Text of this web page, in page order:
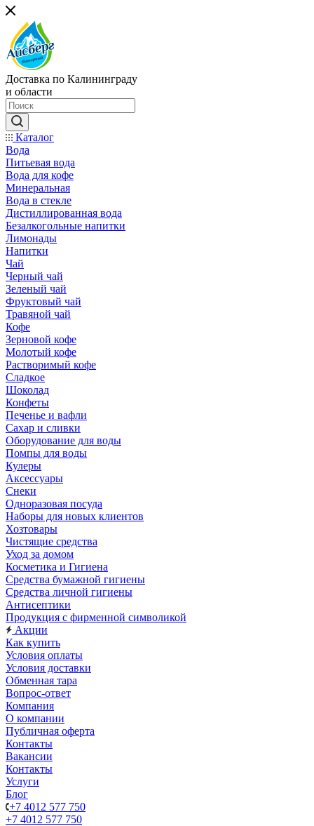
Доставка по Калининграду
и области
Каталог
Вода
Питьевая вода
Вода для кофе
Минеральная
Вода в стекле
Дистиллированная вода
Безалкогольные напитки
Лимонады
Напитки
Чай
Черный чай
Зеленый чай
Фруктовый чай
Травяной чай
Кофе
Зерновой кофе
Молотый кофе
Растворимый кофе
Сладкое
Шоколад
Конфеты
Печенье и вафли
Сахар и сливки
Оборудование для воды
Помпы для воды
Кулеры
Аксессуары
Снеки
Одноразовая посуда
Наборы для новых клиентов
Хозтовары
Чистящие средства
Уход за домом
Косметика и Гигиена
Средства бумажной гигиены
Средства личной гигиены
Антисептики
Продукция с фирменной символикой
Акции
Как купить
Условия оплаты
Условия доставки
Обменная тара
Вопрос-ответ
Компания
О компании
Публичная оферта
Контакты
Вакансии
Контакты
Услуги
Блог
+7 4012 577 750
+7 4012 577 750